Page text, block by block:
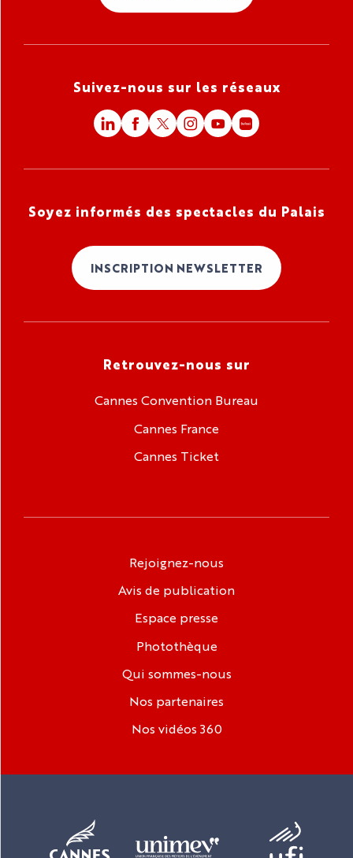
Suivez-nous sur les réseaux
Soyez informés des spectacles du Palais
INSCRIPTION NEWSLETTER
Retrouvez-nous sur
Cannes Convention Bureau
Cannes France
Cannes Ticket
Rejoignez-nous
Avis de publication
Espace presse
Photothèque
Qui sommes-nous
Nos partenaires
Nos vidéos 360